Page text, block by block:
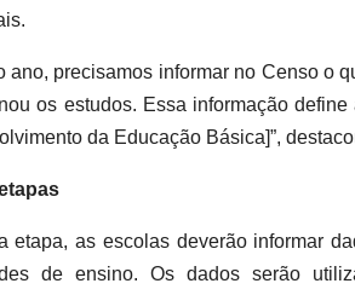
ano, precisamos informar no Censo o
os estudos. Essa informação
da Educação Básica]”,
etapa, as escolas deverão informar
de ensino. Os dados serão